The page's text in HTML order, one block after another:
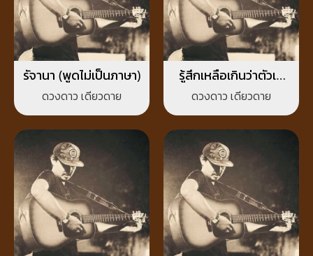
รัจานา (พูดไม่เป็นภาษา)
ดวงดาว เดียวดาย
รู้สึกเหลือเกินว่าตัวเอ
งกึดเติงหาคนงามใจดี
ผิวขาวตาวาวเท่ากับ
คิดถึงดอยสุเทพ
ดวงดาว เดียวดาย